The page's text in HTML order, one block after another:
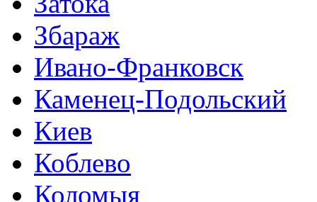
Збараж
Ивано-Франковск
Каменец-Подольский
Киев
Коблево
Коломыя